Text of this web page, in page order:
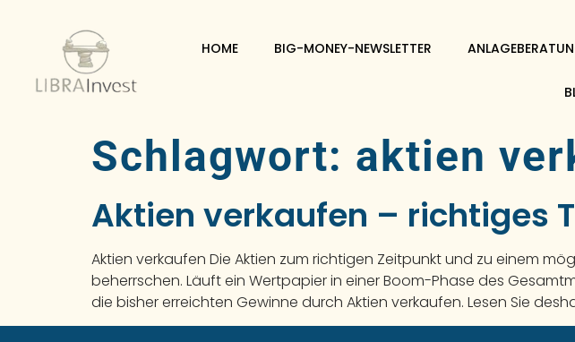
HOME BIG-MONEY-NEWSLETTER
Schlagwort: aktien
Aktien verkaufen – richtiges
Aktien verkaufen Die Aktien zum richtigen Zeitpunkt und zu einem
beherrschen. Läuft ein Wertpapier in einer Boom-Phase des
die bisher erreichten Gewinne durch Aktien verkaufen. Lesen Sie